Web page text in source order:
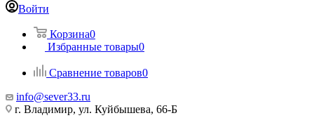
Войти
Корзина0
Избранные товары0
Сравнение товаров0
info@sever33.ru
г. Владимир, ул. Куйбышева, 66-Б